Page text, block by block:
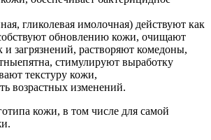
гликолевая имолочная) действуют как
обновлению кожи, очищают
и загрязнений, растворяют комедоны,
стимулируют выработку
текстуру кожи,
возрастных изменений.
кожи, в том числе для самой